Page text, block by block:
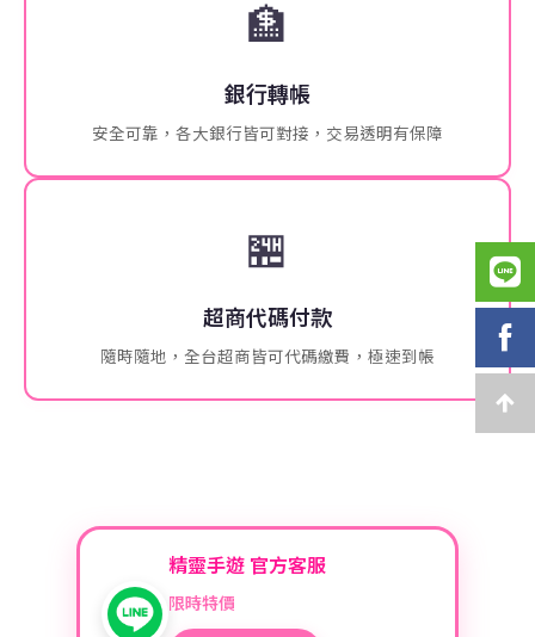
🏦
銀行轉帳
安全可靠，各大銀行皆可對接，交易透明有保障
🏪
超商代碼付款
隨時隨地，全台超商皆可代碼繳費，極速到帳
精靈手遊 官方客服
限時特價